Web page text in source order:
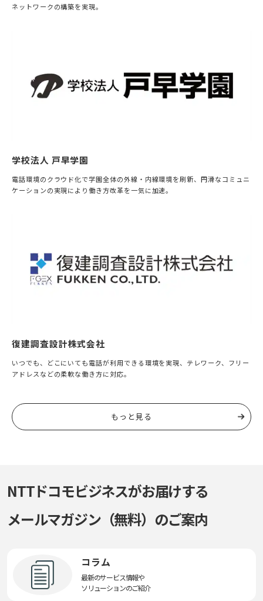
ネットワークの構築を実現。
学校法人 戸早学園
電話環境のクラウド化で学園全体の外線・内線環境を刷新、円滑なコミュニ
ケーションの実現により働き方改革を一気に加速。
復建調査設計株式会社
いつでも、どこにいても電話が利用できる環境を実現、テレワーク、フリー
アドレスなどの柔軟な働き方に対応。
もっと見る
NTTドコモビジネスがお届けする
メールマガジン（無料）のご案内
コラム
最新のサービス情報や
ソリューションのご紹介